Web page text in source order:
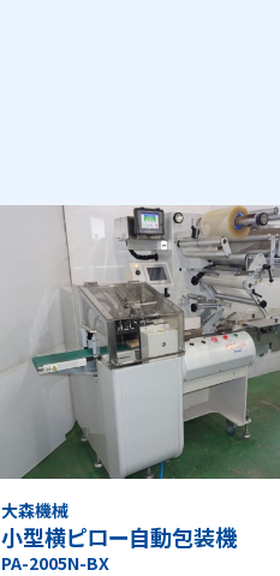
大森機械
小型横ピロー自動包装機
PA-2005N-BX